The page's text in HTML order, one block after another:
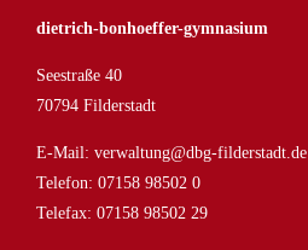
dietrich-bonhoeffer-gymnasium
Seestraße 40
70794 Filderstadt
E-Mail: verwaltung@dbg-filderstadt.de
Telefon: 07158 98502 0
Telefax: 07158 98502 29